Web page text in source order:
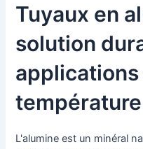
Tuyaux en
solution
applications
température
L'alumine est un minéral